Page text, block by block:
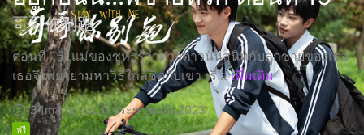
哥哥你别跑
ตอนที่ 15: แม่ของซูหยูรู้ว่าต่าวต่าวนั้นสนิทกับลูกชายของเธอ
เธอจึงพยายามหาวิธีใกล้ชิดกับเขา เรื่... เพิ่มเติม
34mสาธารณรัฐประชาชนจีน2023
ฟรี